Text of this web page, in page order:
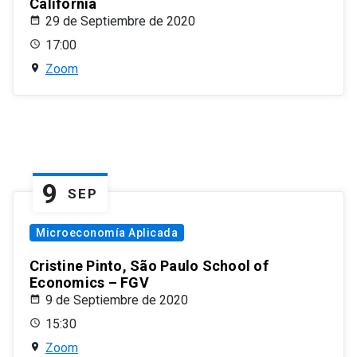
California
29 de Septiembre de 2020
17:00
Zoom
9 SEP
Microeconomía Aplicada
Cristine Pinto, São Paulo School of
Economics – FGV
9 de Septiembre de 2020
15:30
Zoom